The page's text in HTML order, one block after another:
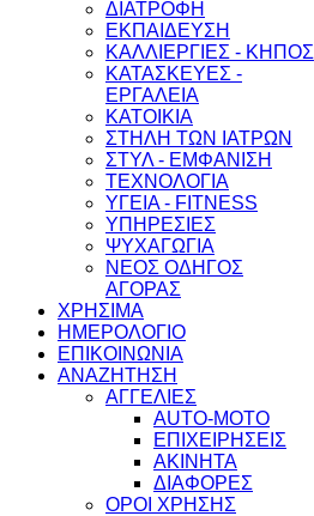
ΔΙΑΤΡΟΦΗ
ΕΚΠΑΙΔΕΥΣΗ
ΚΑΛΛΙΕΡΓΙΕΣ - ΚΗΠΟΣ
ΚΑΤΑΣΚΕΥΕΣ -
ΕΡΓΑΛΕΙΑ
ΚΑΤΟΙΚΙΑ
ΣΤΗΛΗ ΤΩΝ ΙΑΤΡΩΝ
ΣΤΥΛ - ΕΜΦΑΝΙΣΗ
ΤΕΧΝΟΛΟΓΙΑ
ΥΓΕΙΑ - FITNESS
ΥΠΗΡΕΣΙΕΣ
ΨΥΧΑΓΩΓΙΑ
ΝΕΟΣ ΟΔΗΓΟΣ
ΑΓΟΡΑΣ
ΧΡΗΣΙΜΑ
ΗΜΕΡΟΛΟΓΙΟ
ΕΠΙΚΟΙΝΩΝΙΑ
ΑΝΑΖΗΤΗΣΗ
ΑΓΓΕΛΙΕΣ
AUTO-MOTO
ΕΠΙΧΕΙΡΗΣΕΙΣ
ΑΚΙΝΗΤΑ
ΔΙΑΦΟΡΕΣ
ΟΡΟΙ ΧΡΗΣΗΣ